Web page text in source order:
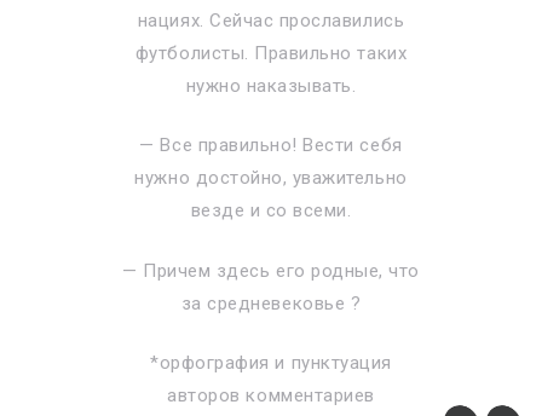
нациях. Сейчас прославились
футболисты. Правильно таких
нужно наказывать.
— Все правильно! Вести себя
нужно достойно, уважительно
везде и со всеми.
— Причем здесь его родные, что
за средневековье ?
*орфография и пунктуация
авторов комментариев